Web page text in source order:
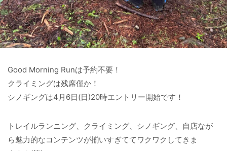
Good Morning Runは予約不要！
クライミングは残席僅か！
シノギングは4月6日(日)20時エントリー開始です！
トレイルランニング、クライミング、シノギング、自店なが
ら魅力的なコンテンツが揃いすぎててワクワクしてきま